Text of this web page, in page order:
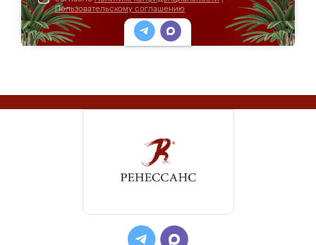
Пользовательскому соглашению